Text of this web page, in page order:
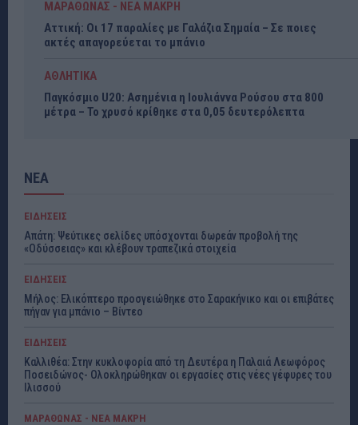
ΜΑΡΑΘΩΝΑΣ - ΝΕΑ ΜΑΚΡΗ
Αττική: Οι 17 παραλίες με Γαλάζια Σημαία – Σε ποιες
ακτές απαγορεύεται το μπάνιο
ΑΘΛΗΤΙΚΑ
Παγκόσμιο U20: Ασημένια η Ιουλιάννα Ρούσου στα 800
μέτρα – Το χρυσό κρίθηκε στα 0,05 δευτερόλεπτα
ΝΕΑ
ΕΙΔΗΣΕΙΣ
Απάτη: Ψεύτικες σελίδες υπόσχονται δωρεάν προβολή της
«Οδύσσειας» και κλέβουν τραπεζικά στοιχεία
ΕΙΔΗΣΕΙΣ
Μήλος: Ελικόπτερο προσγειώθηκε στο Σαρακήνικο και οι επιβάτες
πήγαν για μπάνιο – Βίντεο
ΕΙΔΗΣΕΙΣ
Καλλιθέα: Στην κυκλοφορία από τη Δευτέρα η Παλαιά Λεωφόρος
Ποσειδώνος- Ολοκληρώθηκαν οι εργασίες στις νέες γέφυρες του
Ιλισσού
ΜΑΡΑΘΩΝΑΣ - ΝΕΑ ΜΑΚΡΗ